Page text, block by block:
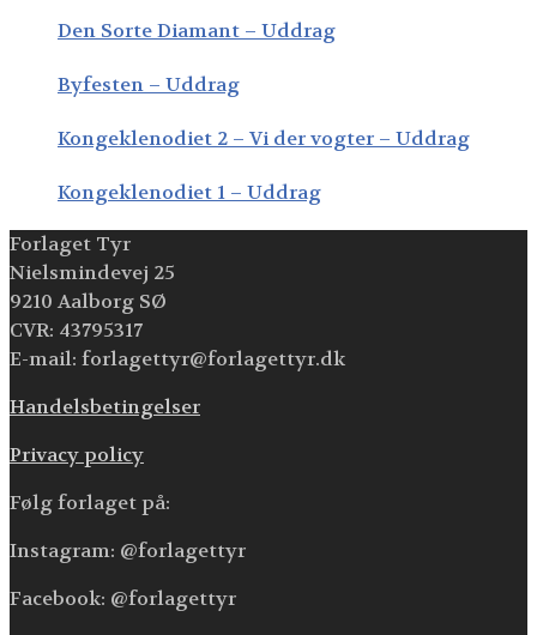
Den Sorte Diamant – Uddrag
Byfesten – Uddrag
Kongeklenodiet 2 – Vi der vogter – Uddrag
Kongeklenodiet 1 – Uddrag
Forlaget Tyr
Nielsmindevej 25
9210 Aalborg SØ
CVR: 43795317
E-mail: forlagettyr@forlagettyr.dk
Handelsbetingelser
Privacy policy
Følg forlaget på:
Instagram: @forlagettyr
Facebook: @forlagettyr